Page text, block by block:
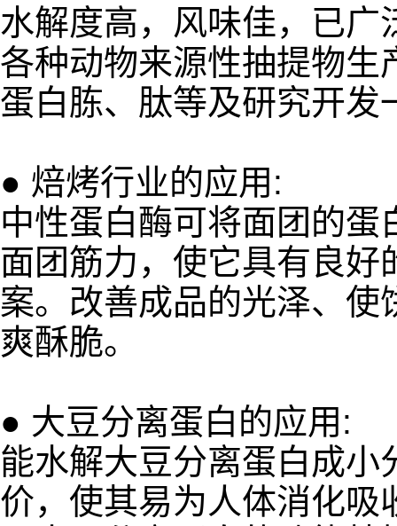
水解度高，风味佳，已广
各种动物来源性抽提物生
蛋白胨、肽等及研究开发
● 焙烤行业的应用:
中性蛋白酶可将面团的
面团筋力，使它具有良
案。改善成品的光泽、
爽酥脆。
● 大豆分离蛋白的应用:
能水解大豆分离蛋白成
价，使其易为人体消化吸